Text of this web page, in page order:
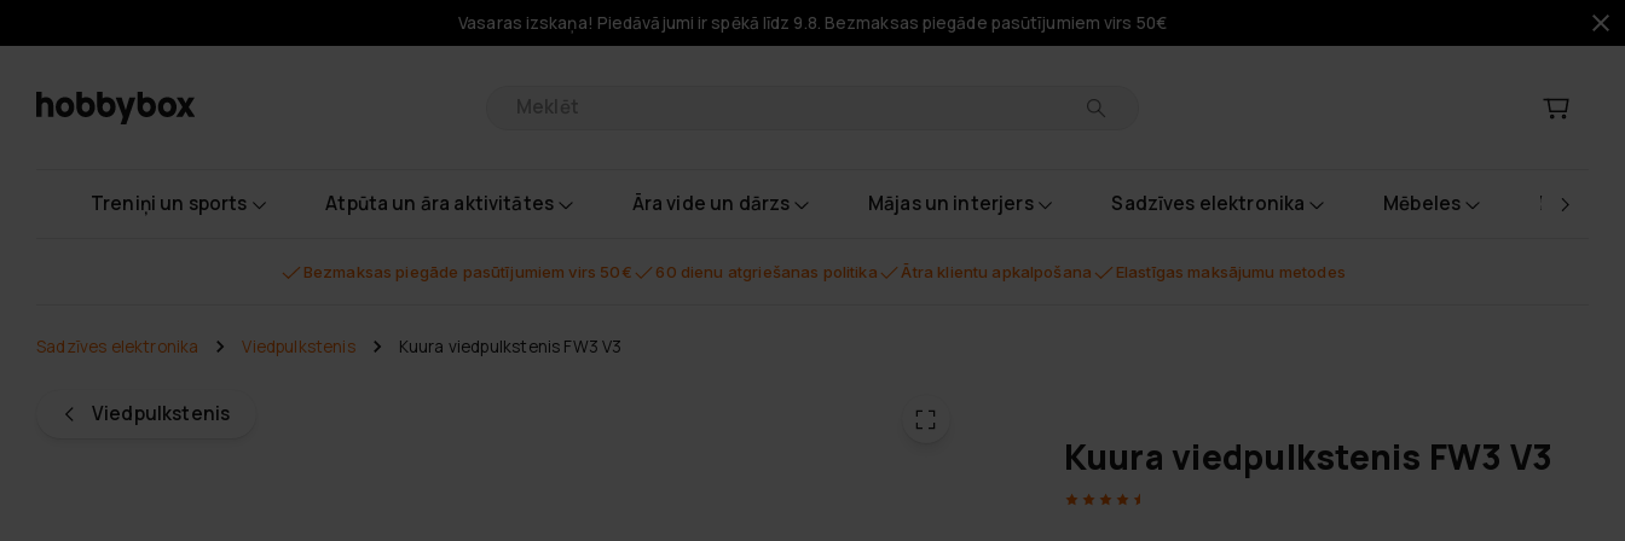
Vasaras izskaņa! Piedāvājumi ir spēkā līdz 9.8. Bezmaksas piegāde pasūtījumiem virs 50€
Treniņi un sports Atpūta un āra aktivitātes Āra vide un dārzs Mājas un interjers Sadzīves elektronika Mēbeles
Bezmaksas piegāde pasūtījumiem virs 50€ 60 dienu atgriešanas politika Ātra klientu apkalpošana Elastīgas maksājumu metodes
Viedpulkstenis
Sadzīves elektronika Viedpulkstenis Kuura viedpulkstenis FW3 V3
Kuura viedpulkstenis FW3 V3